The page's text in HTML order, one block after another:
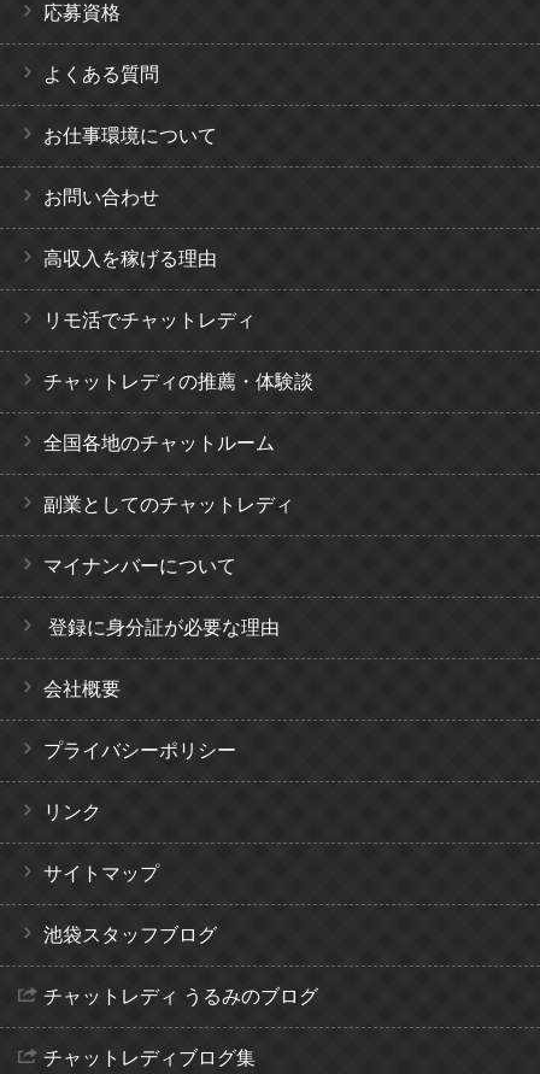
応募資格
よくある質問
お仕事環境について
お問い合わせ
高収入を稼げる理由
リモ活でチャットレディ
チャットレディの推薦・体験談
全国各地のチャットルーム
副業としてのチャットレディ
マイナンバーについて
登録に身分証が必要な理由
会社概要
プライバシーポリシー
リンク
サイトマップ
池袋スタッフブログ
チャットレディ うるみのブログ
チャットレディブログ集